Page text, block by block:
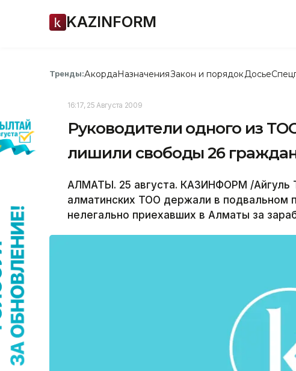
KAZINFORM
Тренды:АкордаНазначенияЗакон и порядок Досье
16:17, 25 Августа 2009
Руководители одного из
лишили свободы 26
АЛМАТЫ. 25 августа. КАЗИНФОРМ /Айгуль
алматинских ТОО держали в подвальном
нелегально приехавших в Алматы за